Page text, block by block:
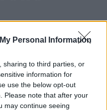
Personal Information
sharing to third parties, or
information for
use the below opt-out
Please note that after your
may continue seeing